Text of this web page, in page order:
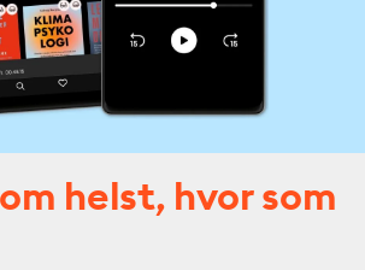
helst, hvor som